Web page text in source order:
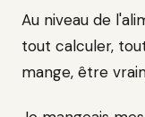
Au niveau de
tout calculer,
mange, être